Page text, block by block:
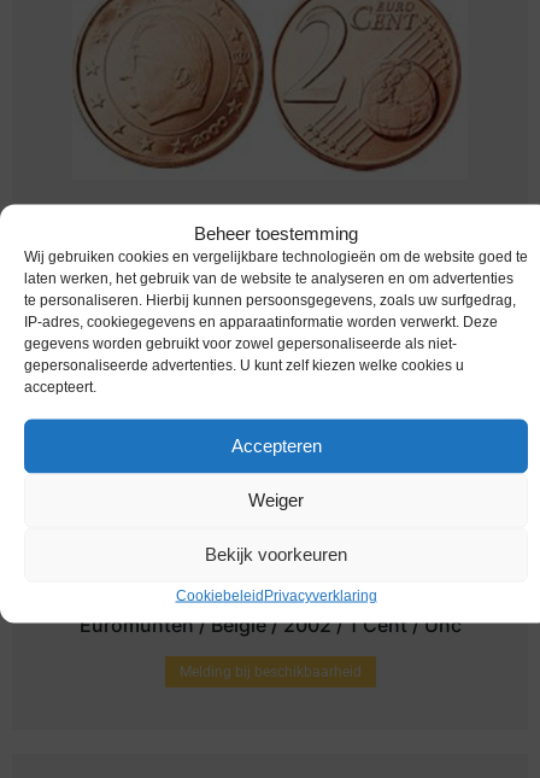
Beheer toestemming
Wij gebruiken cookies en vergelijkbare technologieën om de website goed te
laten werken, het gebruik van de website te analyseren en om advertenties
te personaliseren. Hierbij kunnen persoonsgegevens, zoals uw surfgedrag,
IP-adres, cookiegegevens en apparaatinformatie worden verwerkt. Deze
gegevens worden gebruikt voor zowel gepersonaliseerde als niet-
gepersonaliseerde advertenties. U kunt zelf kiezen welke cookies u
accepteert.
Accepteren
Weiger
Bekijk voorkeuren
CookiebeleidPrivacyverklaring
Melding bij beschikbaarheid
Euromunten / Belgie / 2002 / 1 Cent / Unc
Melding bij beschikbaarheid